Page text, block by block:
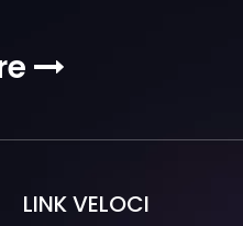

LINK VELOCI